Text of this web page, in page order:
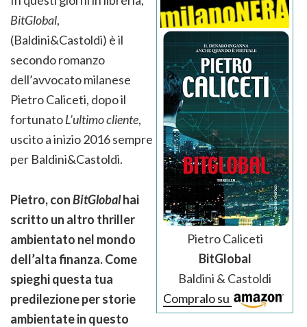
Pietro Caliceti
BitGlobal
Baldini & Castoldi
Compralo su
BitGlobal,
(Baldini&Castoldi) è il
secondo romanzo
dell’avvocato milanese
Pietro Caliceti, dopo il
fortunatoL’ultimo cliente,
uscito a inizio 2016 sempre
per Baldini&Castoldi.
Pietro, conBitGlobalhai
scritto un altro thriller
ambientato nel mondo
dell’alta finanza. Come
spieghi questa tua
predilezione per storie
ambientate in questo